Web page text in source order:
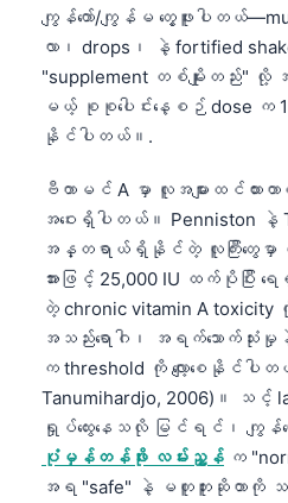
ကျွန်တော်/ကျွန်မ တွေ့ဖူးပါတယ်
လာ၊ drops၊ နဲ့ fortified
"supplement တစ်မျိုးတည်း"
မယ့် စုစုပေါင်းနေ့စဉ် dose က
နိုင်ပါတယ်။.
ဗီတာမင် A မှာ လူအများထင်ထား
အဝေးရှိပါတယ်။ Penniston နဲ့
အန္တရာယ်ရှိနိုင်တဲ့ လူကြီးတွေမှ
အားဖြင့် 25,000 IU ထက်ပိုပြီး ရေ
တဲ့ chronic vitamin A toxicity
အသည်းရောဂါ၊ အရက်သောက်သုံးမှု
က threshold ကို လျော့စေနိုင်ပါတ
Tanumihardjo, 2006)။ သ
ရှုပ်ထွေးနေသလို မြင်ရင်၊ ကျွန်
ပုံမှန်တန်ဖိုး လမ်းညွှန် က
အရ "safe" နဲ့ မတူဘူးဆိုတာကို